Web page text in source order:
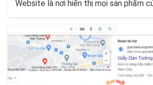
Website là nơi hiển thị mọi sản phẩm